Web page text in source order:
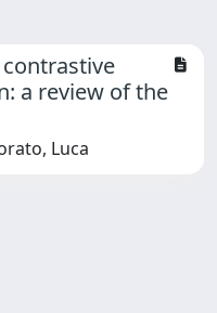
a review of the
Luca